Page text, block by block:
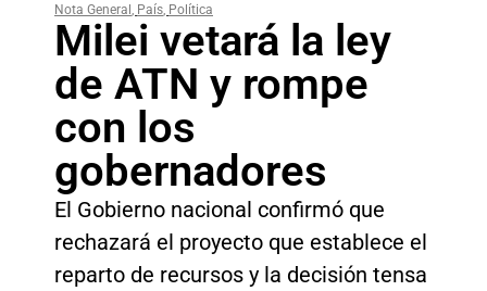
Nota General , País, Política
Milei vetará la ley
de ATN y rompe
con los
gobernadores
El Gobierno nacional confirmó que
rechazará el proyecto que establece el
reparto de recursos y la decisión tensa